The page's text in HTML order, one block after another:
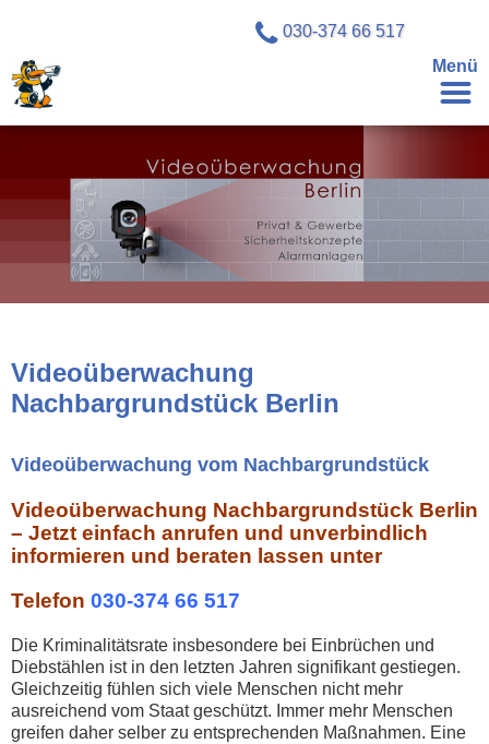
Menü
030-374 66 517
Videoüberwachung
Nachbargrundstück Berlin
Videoüberwachung vom Nachbargrundstück
Videoüberwachung Nachbargrundstück Berlin
– Jetzt einfach anrufen und unverbindlich
informieren und beraten lassen unter
Telefon 030-374 66 517
Die Kriminalitätsrate insbesondere bei Einbrüchen und
Diebstählen ist in den letzten Jahren signifikant gestiegen.
Gleichzeitig fühlen sich viele Menschen nicht mehr
ausreichend vom Staat geschützt. Immer mehr Menschen
greifen daher selber zu entsprechenden Maßnahmen. Eine